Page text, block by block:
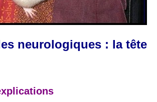
neurologiques : la tête